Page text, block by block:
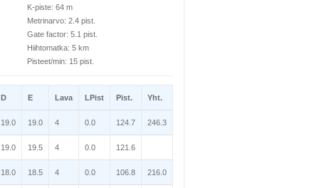
K-piste: 64 m
Metrinarvo: 2.4 pist.
Gate factor: 5.1 pist.
Hiihtomatka: 5 km
Pisteet/min: 15 pist.
D E Lava LPist Pist. Yht.
19.0 19.0 4 0.0 124.7 246.3
19.0 19.5 4 0.0 121.6
18.0 18.5 4 0.0 106.8 216.0